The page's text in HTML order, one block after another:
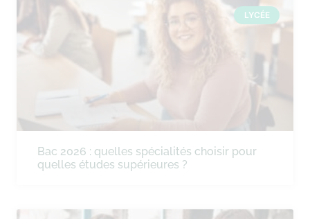
LYCÉE
Bac 2026 : quelles spécialités choisir pour
quelles études supérieures ?